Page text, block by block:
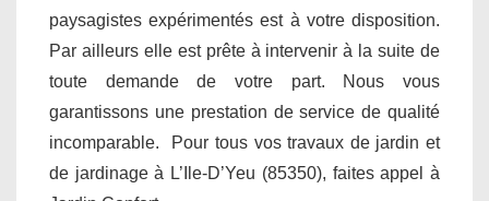
paysagistes expérimentés est à votre disposition.
Par ailleurs elle est prête à intervenir à la suite de
toute demande de votre part. Nous vous
garantissons une prestation de service de qualité
incomparable. Pour tous vos travaux de jardin et
de jardinage à L’Ile-D’Yeu (85350), faites appel à